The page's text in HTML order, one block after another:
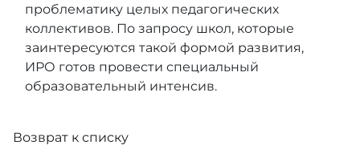
проблематику целых педагогических
коллективов. По запросу школ, которые
заинтересуются такой формой развития,
ИРО готов провести специальный
образовательный интенсив.
Возврат к списку